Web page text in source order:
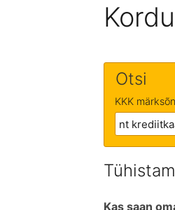
Otsi
KKK
Kas saan